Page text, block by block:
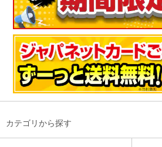
カテゴリから探す